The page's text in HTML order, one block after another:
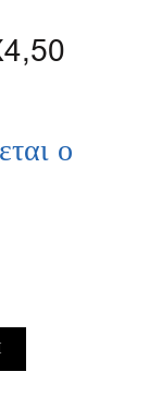
ο
3τμ.) ποσότητα